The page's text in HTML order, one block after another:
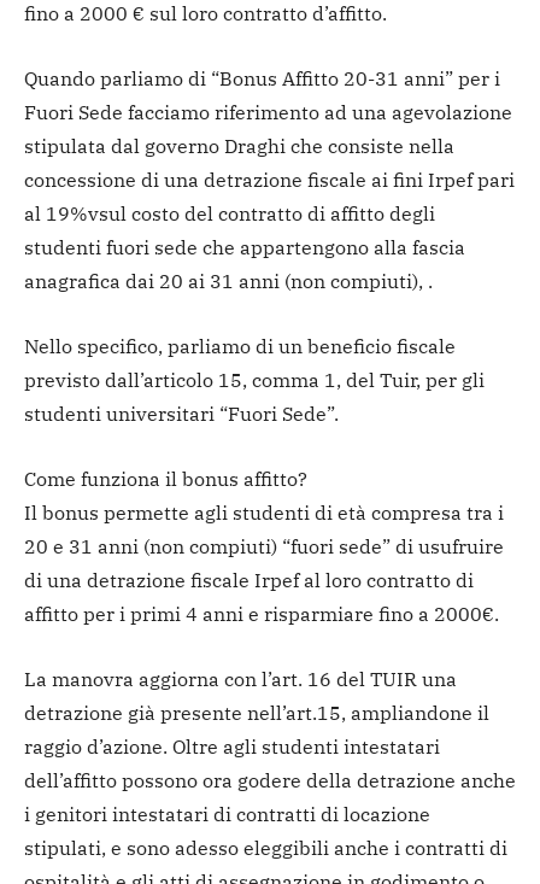
fino a 2000 € sul loro contratto d’affitto.
Quando parliamo di “Bonus Affitto 20-31 anni” per i
Fuori Sede facciamo riferimento ad una agevolazione
stipulata dal governo Draghi che consiste nella
concessione di una detrazione fiscale ai fini Irpef pari
al 19%vsul costo del contratto di affitto degli
studenti fuori sede che appartengono alla fascia
anagrafica dai 20 ai 31 anni (non compiuti), .
Nello specifico, parliamo di un beneficio fiscale
previsto dall’articolo 15, comma 1, del Tuir, per gli
studenti universitari “Fuori Sede”.
Come funziona il bonus affitto?
Il bonus permette agli studenti di età compresa tra i
20 e 31 anni (non compiuti) “fuori sede” di usufruire
di una detrazione fiscale Irpef al loro contratto di
affitto per i primi 4 anni e risparmiare fino a 2000€.
La manovra aggiorna con l’art. 16 del TUIR una
detrazione già presente nell’art.15, ampliandone il
raggio d’azione. Oltre agli studenti intestatari
dell’affitto possono ora godere della detrazione anche
i genitori intestatari di contratti di locazione
stipulati, e sono adesso eleggibili anche i contratti di